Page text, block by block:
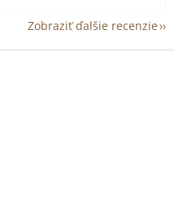
Zobraziť ďalšie recenzie